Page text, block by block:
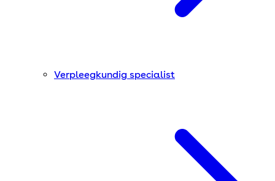
Verpleegkundig specialist